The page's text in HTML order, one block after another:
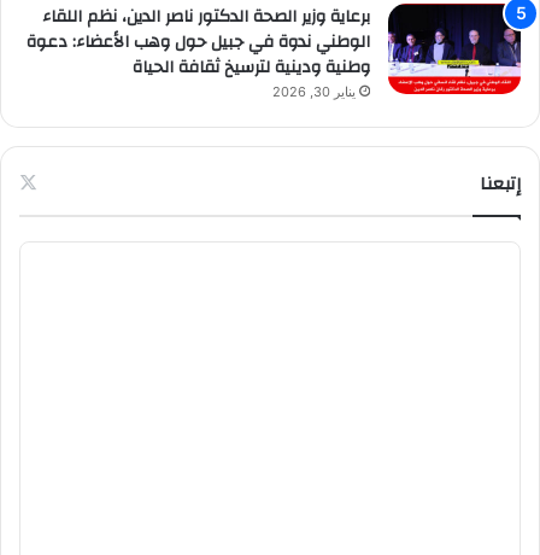
برعاية وزير الصحة الدكتور ناصر الدين، نظم اللقاء
الوطني ندوة في جبيل حول وهب الأعضاء: دعوة
وطنية ودينية لترسيخ ثقافة الحياة
يناير 30, 2026
إتبعنا